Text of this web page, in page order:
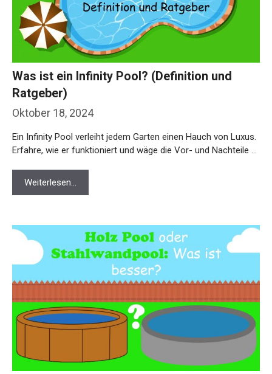
Oktober 18, 2024
Was ist ein Infinity Pool? (Definition und
Ratgeber)
Ein Infinity Pool verleiht jedem Garten einen Hauch von Luxus.
Erfahre, wie er funktioniert und wäge die Vor- und Nachteile …
Weiterlesen…